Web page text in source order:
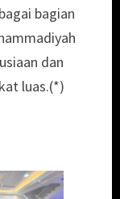
bagian
dan
luas.(*)